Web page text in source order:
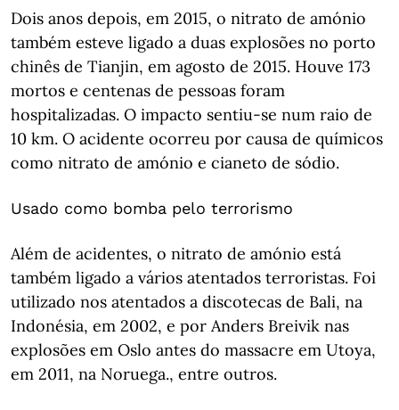
Dois anos depois, em 2015, o nitrato de amónio
também esteve ligado a duas explosões no porto
chinês de Tianjin, em agosto de 2015. Houve 173
mortos e centenas de pessoas foram
hospitalizadas. O impacto sentiu-se num raio de
10 km. O acidente ocorreu por causa de químicos
como nitrato de amónio e cianeto de sódio.
Usado como bomba pelo terrorismo
Além de acidentes, o nitrato de amónio está
também ligado a vários atentados terroristas. Foi
utilizado nos atentados a discotecas de Bali, na
Indonésia, em 2002, e por Anders Breivik nas
explosões em Oslo antes do massacre em Utoya,
em 2011, na Noruega., entre outros.